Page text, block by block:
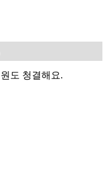
도 청결해요.